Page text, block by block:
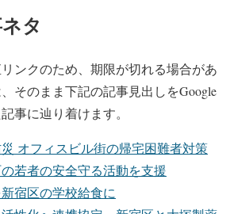
タ
ンクのため、期限が切れる場合があ
そのまま下記の記事見出しをGoogle
事に辿り着けます。
オフィスビル街の帰宅困難者対策
若者の安全守る活動を支援
宿区の学校給食に